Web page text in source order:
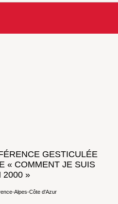
GESTICULÉE
« COMMENT JE SUIS
2000 »
Alpes-Côte d'Azur